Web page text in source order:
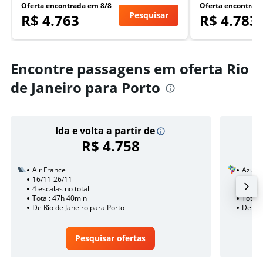
Oferta encontrada em 8/8
R$ 4.763 Pesquisar
Oferta
R$ 4.783
Encontre passagens em oferta Rio
de Janeiro para Porto
Ida e volta a partir de
R$ 4.758
Air France
16/11-26/11
4 escalas no total
Total: 47h 40min
De Rio de Janeiro para Porto
Pesquisar ofertas
Azul
21/10
1
Total:
De